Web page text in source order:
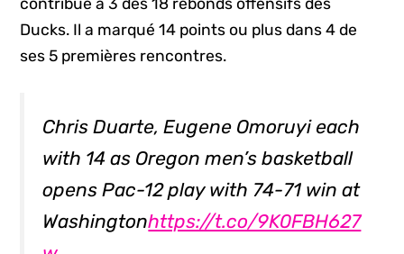
Ducks. Il a marqué 14 points ou plus dans 4 de
ses 5 premières rencontres.
Chris Duarte, Eugene Omoruyi each
with 14 as Oregon men’s basketball
opens Pac-12 play with 74-71 win at
Washingtonhttps://t.co/9K0FBH627